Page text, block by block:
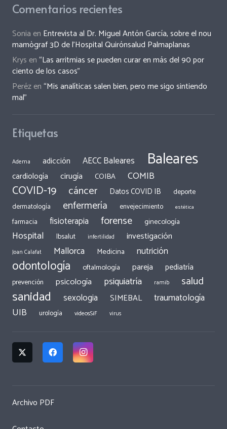
Comentarios recientes
Sonia en Entrevista al Dr. Miguel Antón García, sobre el nou
mamògraf 3D de l’Hospital Quirónsalud Palmaplanas
Krys en“Las arritmias se pueden curar en más del 90 por
ciento de los casos”
Perézen“Mis analíticas salen bien, pero me sigo sintiendo
mal”
Etiquetas
Adema adicción AECC Baleares Baleares
cardiología cirugía COIBA COMIB
COVID-19 cáncer Datos COVID IB
deporte
dermatología
enfermería envejecimiento estética
farmacia fisioterapia forense ginecología
Hospital Ibsalut infertilidad investigación
Joan Calafat Mallorca Medicina nutrición
odontología oftalmología pareja pediatría
prevención psicología psiquiatría ramib salud
sanidad sexologia SIMEBAL traumatología
UIB urología videosSiF virus
Archivo PDF